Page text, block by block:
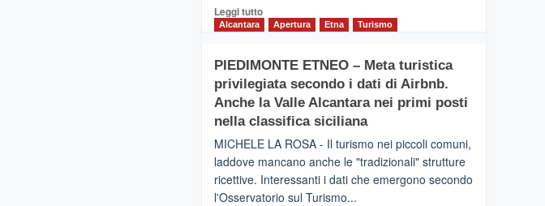
Leggi tuttoLeggi
CATANIA
–
Inaugurato
il
collegamento
tra
Catania
e
Alcantara Apertura Etna Turismo
PIEDIMONTE ETNEO – Meta turistica
privilegiata secondo i dati di Airbnb.
Anche la Valle Alcantara nei primi posti
nella classifica siciliana
MICHELE LA ROSA - Il turismo nei piccoli comuni,
laddove mancano anche le "tradizionali" strutture
ricettive. Interessanti i dati che emergono secondo
l'Osservatorio sul Turismo...